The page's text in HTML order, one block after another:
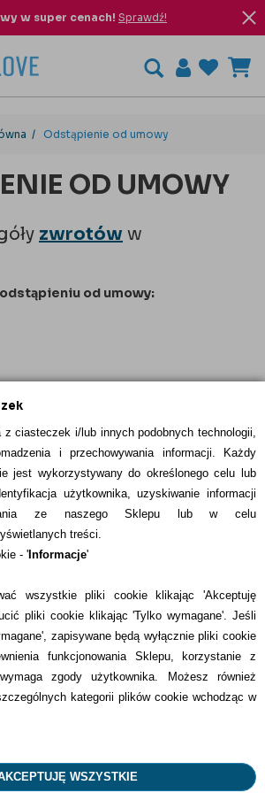
z ciasteczek i/lub innych podobnych technologii,
i przechowywania informacji. Każdy
jest wykorzystywany do określonego celu lub
użytkownika, uzyskiwanie informacji
ze naszego Sklepu lub w celu
treści.
- 'Informacje'
wszystkie pliki cookie klikając 'Akceptuję
pliki cookie klikając 'Tylko wymagane'. Jeśli
zapisywane będą wyłącznie pliki cookie
funkcjonowania Sklepu, korzystanie z
zgody użytkownika. Możesz również
kategorii plików cookie wchodząc w
WSZYSTKIE
w super cenach! Sprawdź!
Odstąpienie od umowy
OD UMOWY
zwrotów w
od umowy:
KONTAKTOWE